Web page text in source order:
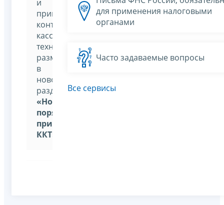
и
применения
контрольно-
кассовой
техники,
размещена
в
новом
разделе
«Новый
порядок
применения
ККТ»
для применения налоговыми
органами
Часто задаваемые вопросы
Все сервисы